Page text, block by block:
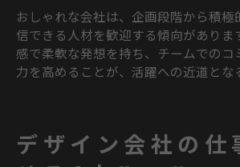
おしゃれな会社は、企画段階から積極
信できる人材を歓迎する傾向がありま
感で柔軟な発想を持ち、チームでのコ
力を高めることが、活躍への近道とな
デザイン会社の仕